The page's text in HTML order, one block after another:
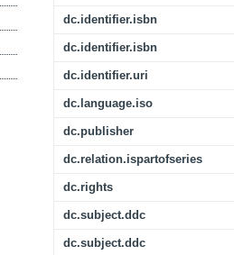
dc.identifier.isbn
dc.identifier.isbn
dc.identifier.uri
dc.language.iso
dc.publisher
dc.relation.ispartofseries
dc.rights
dc.subject.ddc
dc.subject.ddc